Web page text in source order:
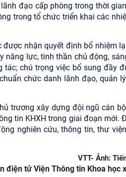
đạo cấp phòng trong thời
trong tổ chức triển khai các
được nhận quyết định bổ nhiệm
năng lực, tinh thần chủ động,
chú trọng việc bổ sung đầy
chức danh lãnh đạo, quản
trương xây dựng đội ngũ cán
tin KHXH trong giai đoạn mới.
nghiên cứu, thông tin, thư
VTT- Ảnh:
điện tử Viện Thông tin Khoa học